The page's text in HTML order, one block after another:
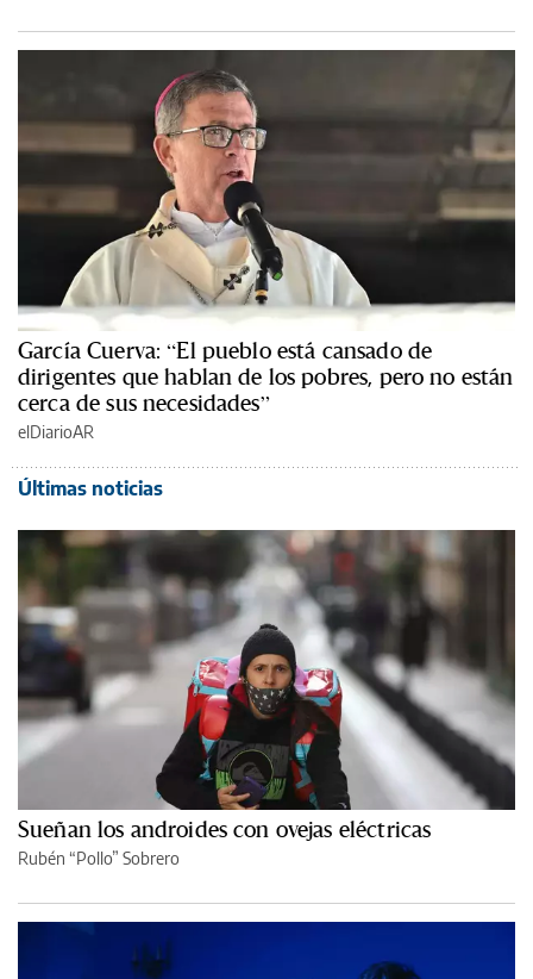
García Cuerva: “El pueblo está cansado de
dirigentes que hablan de los pobres, pero no están
cerca de sus necesidades”
elDiarioAR
Últimas noticias
Sueñan los androides con ovejas eléctricas
Rubén “Pollo” Sobrero